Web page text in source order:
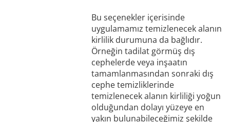
Bu seçenekler içerisinde
uygulamamız temizlenecek alanın
kirlilik durumuna da bağlıdır.
Örneğin tadilat görmüş dış
cephelerde veya inşaatın
tamamlanmasından sonraki dış
cephe temizliklerinde
temizlenecek alanın kirliliği yoğun
olduğundan dolayı yüzeye en
yakın bulunabileceğimiz şekilde